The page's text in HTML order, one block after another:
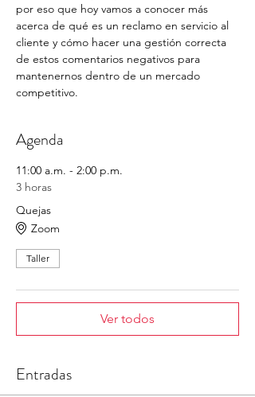
por eso que hoy vamos a conocer más
acerca de qué es un reclamo en servicio al
cliente y cómo hacer una gestión correcta
de estos comentarios negativos para
mantenernos dentro de un mercado
competitivo.
Agenda
11:00 a.m. - 2:00 p.m.
3 horas
Quejas
Zoom
Taller
Ver todos
Entradas